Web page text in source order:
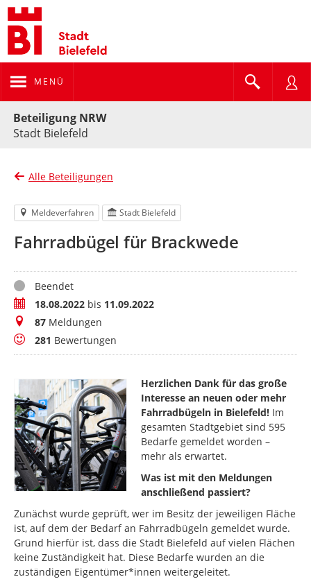
MENÜ
Beteiligung NRW
Stadt Bielefeld
Alle Beteiligungen
Meldeverfahren Stadt Bielefeld
Fahrradbügel für Brackwede
StatusBeendet
Zeitraum18.08.2022 bis 11.09.2022
Meldungen
87 Meldungen
Bewertungen
281 Bewertungen
Herzlichen Dank für das große
Interesse an neuen oder mehr
Fahrradbügeln in Bielefeld! Im
gesamten Stadtgebiet sind 595
Bedarfe gemeldet worden –
mehr als erwartet.
Was ist mit den Meldungen
anschließend passiert?
Zunächst wurde geprüft, wer im Besitz der jeweiligen Fläche
ist, auf dem der Bedarf an Fahrradbügeln gemeldet wurde.
Grund hierfür ist, dass die Stadt Bielefeld auf vielen Flächen
keine Zuständigkeit hat. Diese Bedarfe wurden an die
zuständigen Eigentümer*innen weitergeleitet.